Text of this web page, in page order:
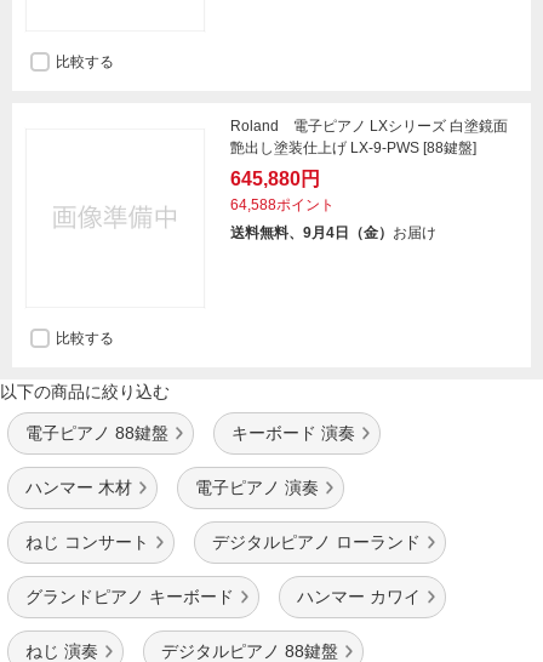
比較する
Roland 電子ピアノ LXシリーズ 白塗鏡面
艶出し塗装仕上げ LX-9-PWS [88鍵盤]
645,880円
64,588ポイント
送料無料、9月4日（金） お届け
比較する
以下の商品に絞り込む
電子ピアノ 88鍵盤 キーボード 演奏
ハンマー 木材 電子ピアノ 演奏
ねじ コンサート デジタルピアノ ローランド
グランドピアノ キーボード ハンマー カワイ
ねじ 演奏 デジタルピアノ 88鍵盤